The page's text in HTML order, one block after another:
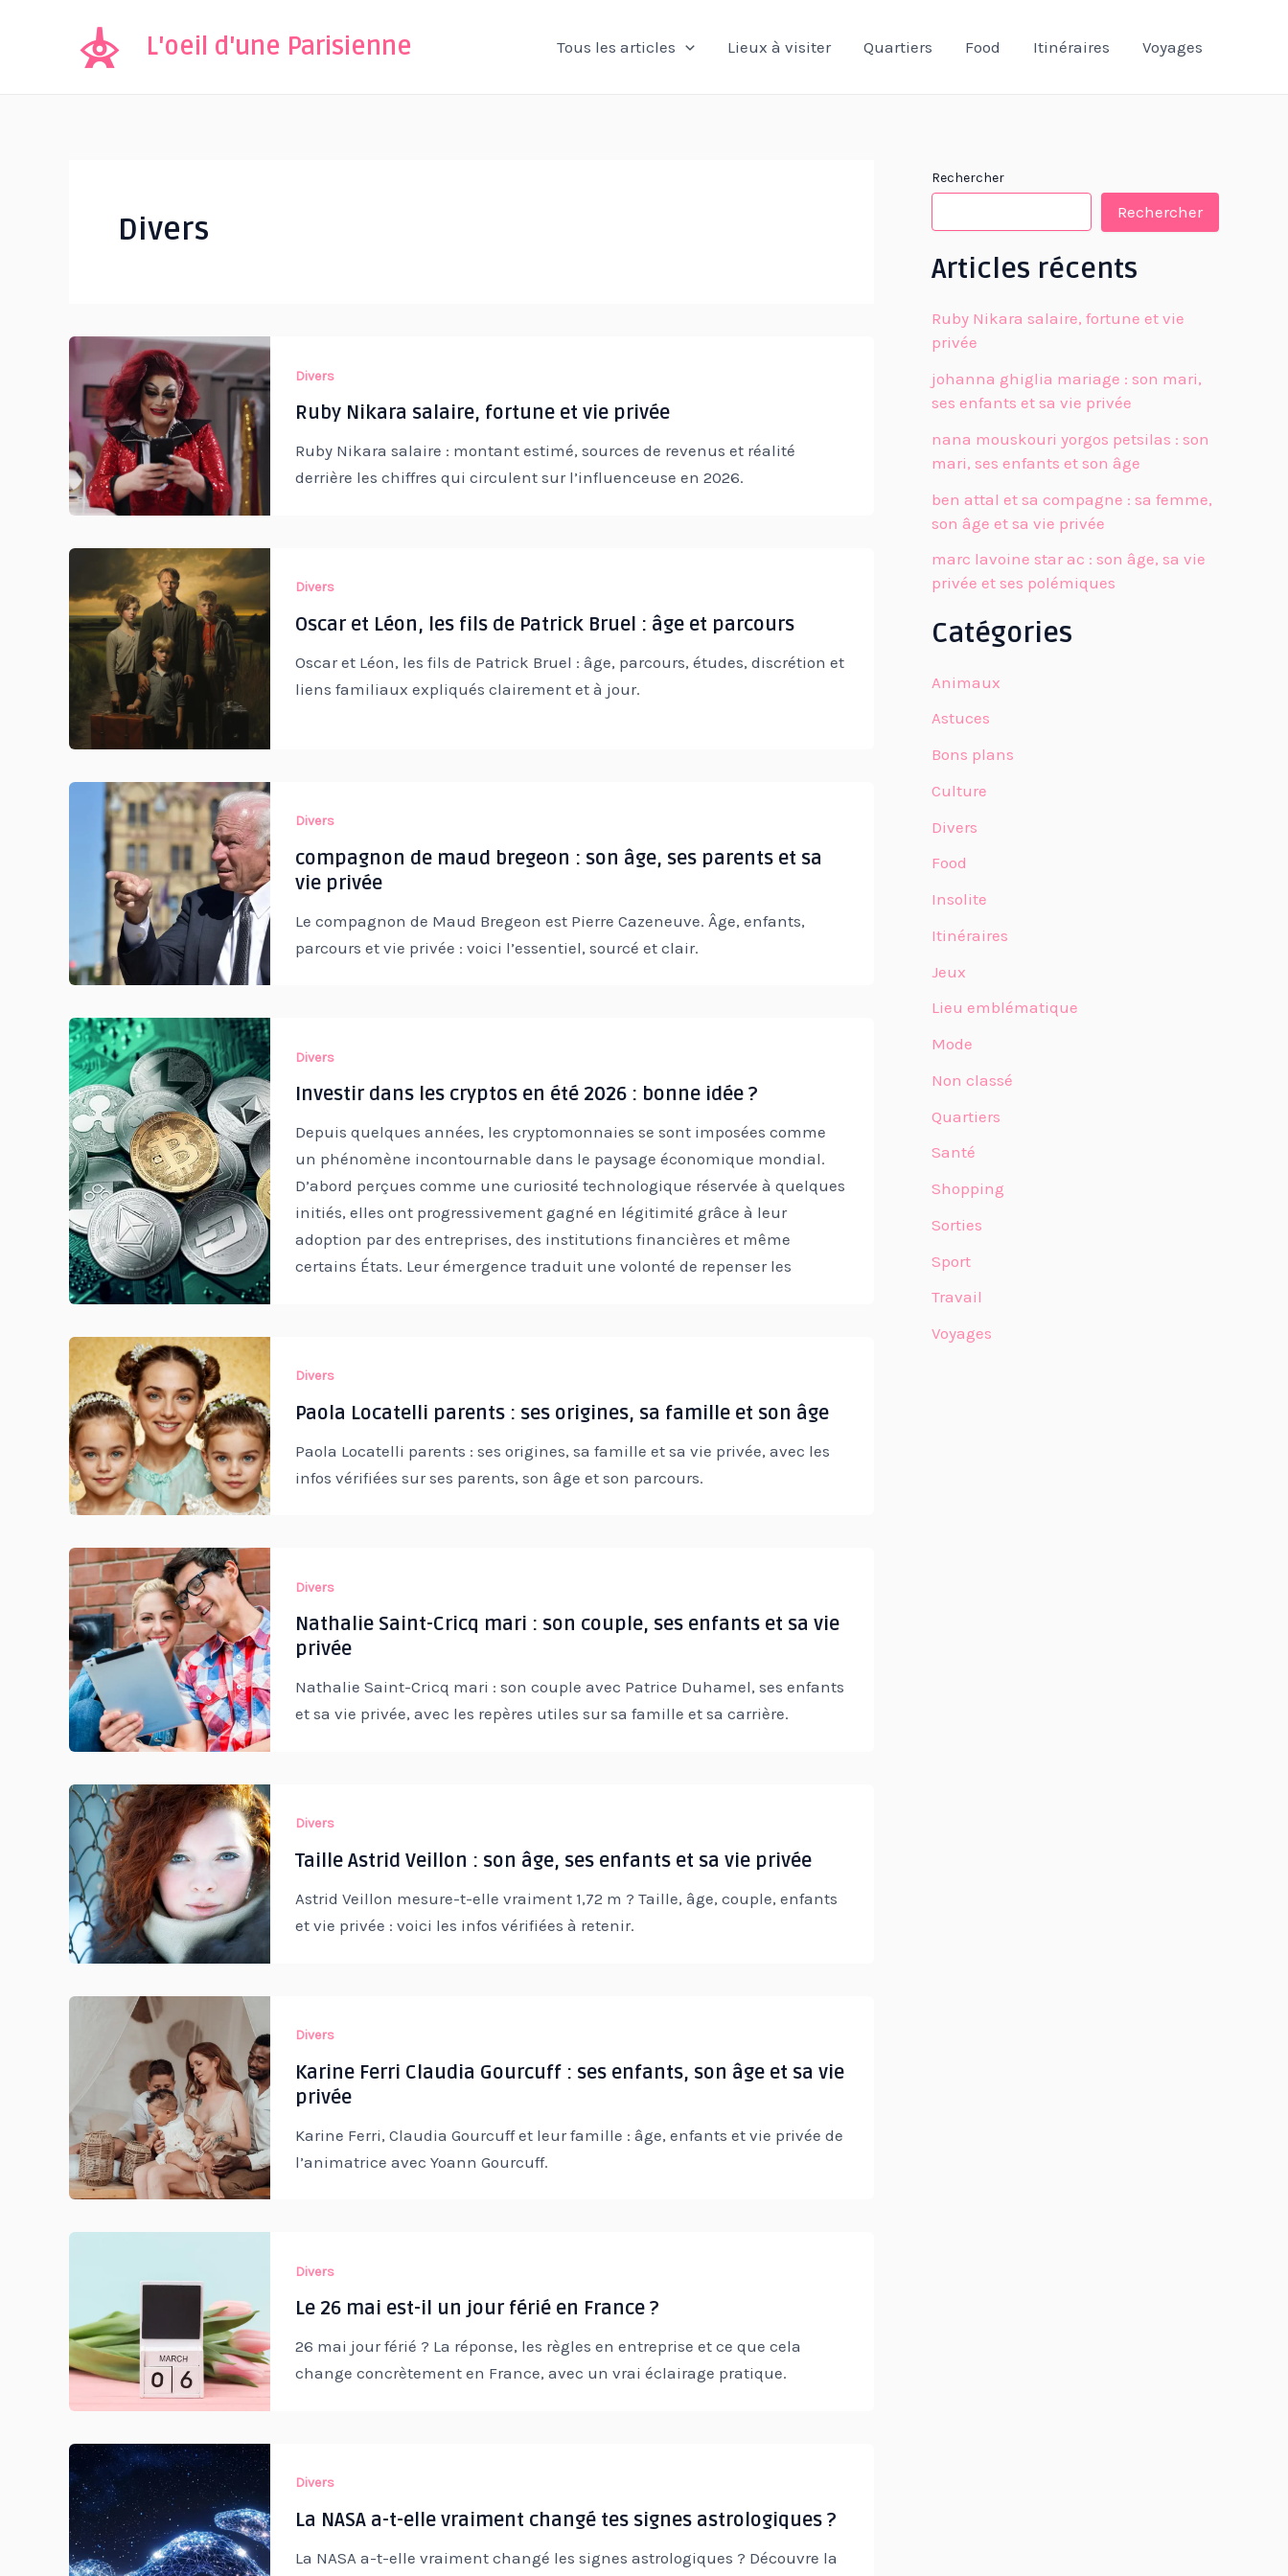
L'oeil d'une Parisienne Tous les articles Lieux à visiter Quartiers Food Itinéraires Voyages
Divers
Divers
Ruby Nikara salaire, fortune et vie privée
Ruby Nikara salaire : montant estimé, sources de revenus et réalité
derrière les chiffres qui circulent sur l’influenceuse en 2026.
Divers
Oscar et Léon, les fils de Patrick Bruel : âge et parcours
Oscar et Léon, les fils de Patrick Bruel : âge, parcours, études, discrétion et
liens familiaux expliqués clairement et à jour.
Divers
compagnon de maud bregeon : son âge, ses parents et sa
vie privée
Le compagnon de Maud Bregeon est Pierre Cazeneuve. Âge, enfants,
parcours et vie privée : voici l’essentiel, sourcé et clair.
Divers
Investir dans les cryptos en été 2026 : bonne idée ?
Depuis quelques années, les cryptomonnaies se sont imposées comme
un phénomène incontournable dans le paysage économique mondial.
D’abord perçues comme une curiosité technologique réservée à quelques
initiés, elles ont progressivement gagné en légitimité grâce à leur
adoption par des entreprises, des institutions financières et même
certains États. Leur émergence traduit une volonté de repenser les
Divers
Paola Locatelli parents : ses origines, sa famille et son âge
Paola Locatelli parents : ses origines, sa famille et sa vie privée, avec les
infos vérifiées sur ses parents, son âge et son parcours.
Divers
Nathalie Saint-Cricq mari : son couple, ses enfants et sa vie
privée
Nathalie Saint-Cricq mari : son couple avec Patrice Duhamel, ses enfants
et sa vie privée, avec les repères utiles sur sa famille et sa carrière.
Divers
Taille Astrid Veillon : son âge, ses enfants et sa vie privée
Astrid Veillon mesure-t-elle vraiment 1,72 m ? Taille, âge, couple, enfants
et vie privée : voici les infos vérifiées à retenir.
Divers
Karine Ferri Claudia Gourcuff : ses enfants, son âge et sa vie
privée
Karine Ferri, Claudia Gourcuff et leur famille : âge, enfants et vie privée de
l’animatrice avec Yoann Gourcuff.
Divers
Le 26 mai est-il un jour férié en France ?
26 mai jour férié ? La réponse, les règles en entreprise et ce que cela
change concrètement en France, avec un vrai éclairage pratique.
Divers
La NASA a-t-elle vraiment changé tes signes astrologiques ?
La NASA a-t-elle vraiment changé les signes astrologiques ? Découvre la
Rechercher
Rechercher
Articles récents
Ruby Nikara salaire, fortune et vie
privée
johanna ghiglia mariage : son mari,
ses enfants et sa vie privée
nana mouskouri yorgos petsilas : son
mari, ses enfants et son âge
ben attal et sa compagne : sa femme,
son âge et sa vie privée
marc lavoine star ac : son âge, sa vie
privée et ses polémiques
Catégories
Animaux
Astuces
Bons plans
Culture
Divers
Food
Insolite
Itinéraires
Jeux
Lieu emblématique
Mode
Non classé
Quartiers
Santé
Shopping
Sorties
Sport
Travail
Voyages